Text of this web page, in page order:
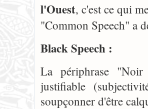
l'Ouest, c'est ce qui
"Common Speech" a
Black Speech :
La périphrase
justifiable
soupçonner d'être